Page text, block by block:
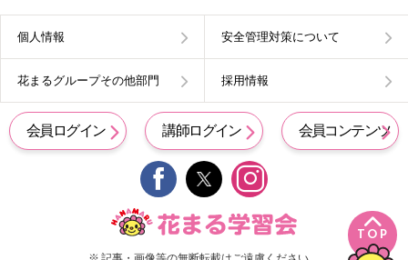
TOP
個人情報 安全管理対策について
花まるグループその他部門 採用情報
会員ログイン 講師ログイン 会員コンテンツ
 